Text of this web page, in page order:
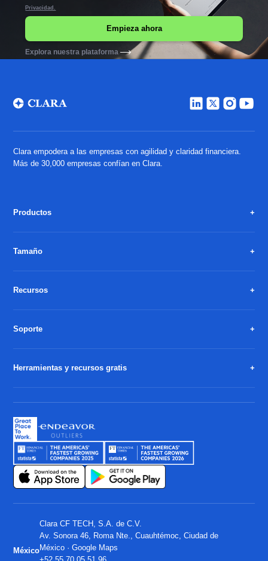
Privacidad.
Explora nuestra plataforma
Clara empodera a las empresas con agilidad y claridad financiera.
Más de 30,000 empresas confían en Clara.
Productos
Tamaño
Recursos
Soporte
Herramientas y recursos gratis
México
Clara CF TECH, S.A. de C.V.
Av. Sonora 46, Roma Nte., Cuauhtémoc, Ciudad de
México ·Google Maps